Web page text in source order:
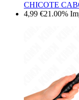
CHICOTE
4,99 €21.00%